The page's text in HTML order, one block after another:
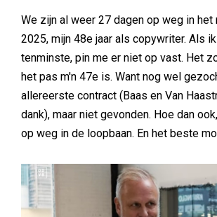
We zijn al weer 27 dagen op weg in het
2025, mijn 48e jaar als copywriter. Als
tenminste, pin me er niet op vast. Het
het pas m'n 47e is. Want nog wel
allereerste contract (Baas en Van
dank), maar niet gevonden. Hoe dan
op weg in de loopbaan. En het beste